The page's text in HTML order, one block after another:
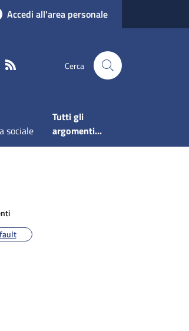
Accedi all'area personale
Faceboook Cerca
sociale
Tutti gli
argomenti...